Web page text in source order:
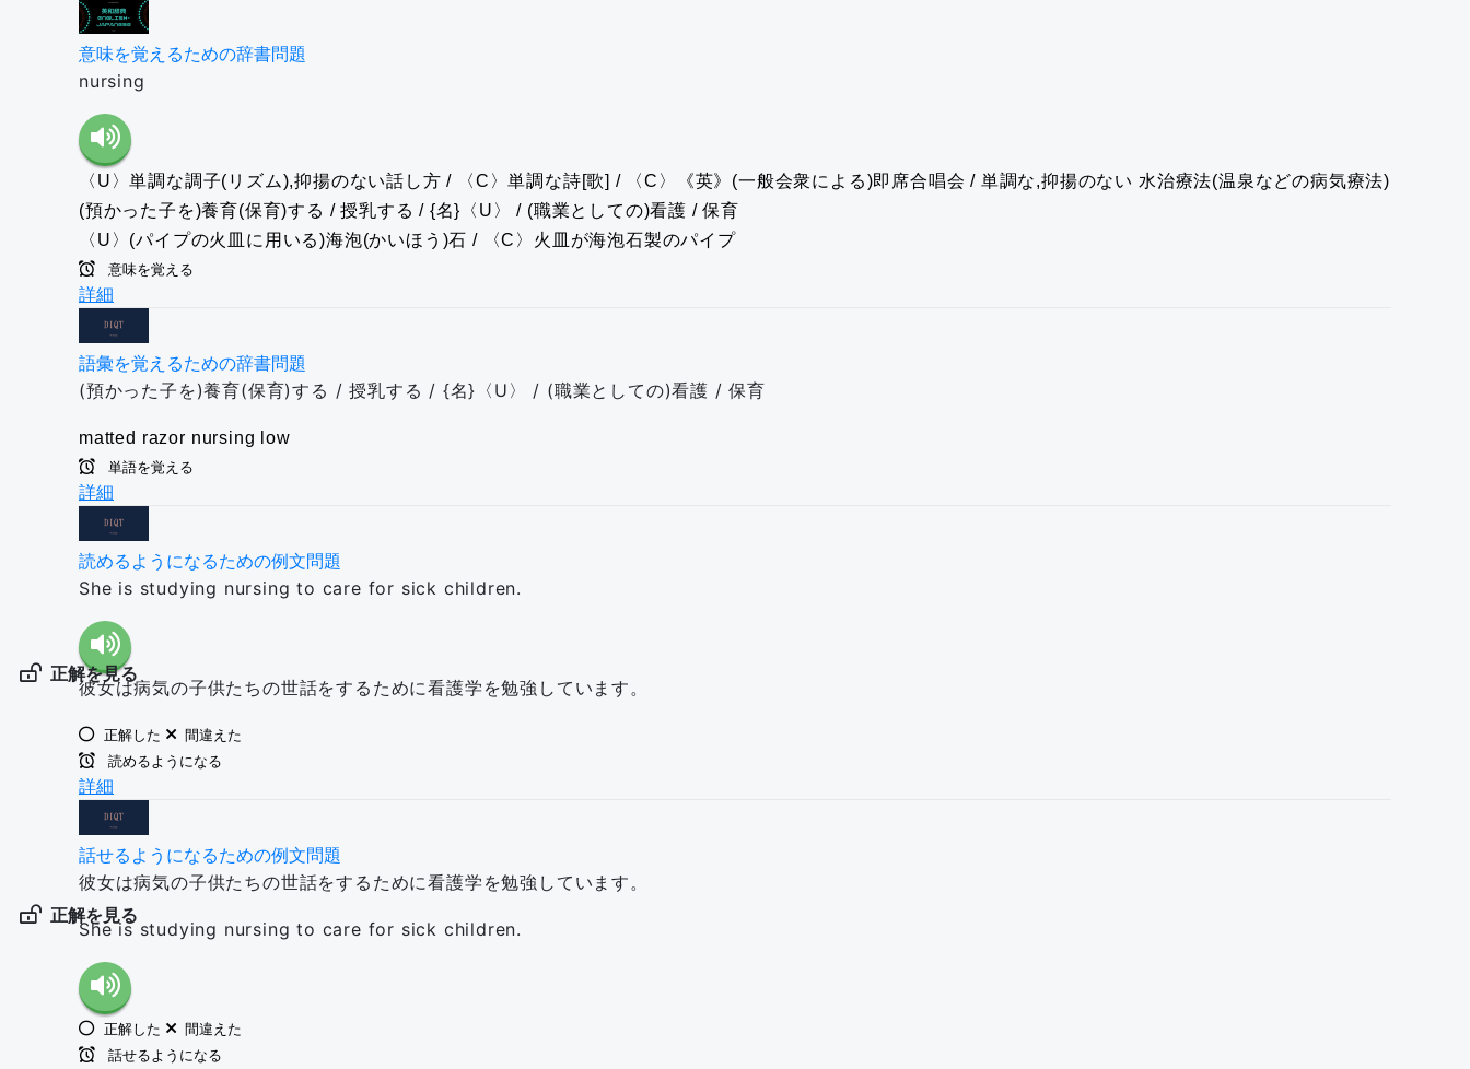
意味を覚えるための辞書問題
nursing
〈U〉単調な調子(リズム),抑揚のない話し方 / 〈C〉単調な詩[歌] / 〈C〉《英》(一般会衆による)即席合唱会 / 単調な,抑揚のない 水治療法(温泉などの病気療法)
(預かった子を)養育(保育)する / 授乳する / {名}〈U〉 / (職業としての)看護 / 保育
〈U〉(パイプの火皿に用いる)海泡(かいほう)石 / 〈C〉火皿が海泡石製のパイプ
意味を覚える
詳細
語彙を覚えるための辞書問題
(預かった子を)養育(保育)する / 授乳する / {名}〈U〉 / (職業としての)看護 / 保育
matted razor nursing low
単語を覚える
詳細
読めるようになるための例文問題
She is studying nursing to care for sick children.
正解を見る
彼女は病気の子供たちの世話をするために看護学を勉強しています。
正解した
間違えた
読めるようになる
詳細
話せるようになるための例文問題
彼女は病気の子供たちの世話をするために看護学を勉強しています。
正解を見る
She is studying nursing to care for sick children.
正解した
間違えた
話せるようになる